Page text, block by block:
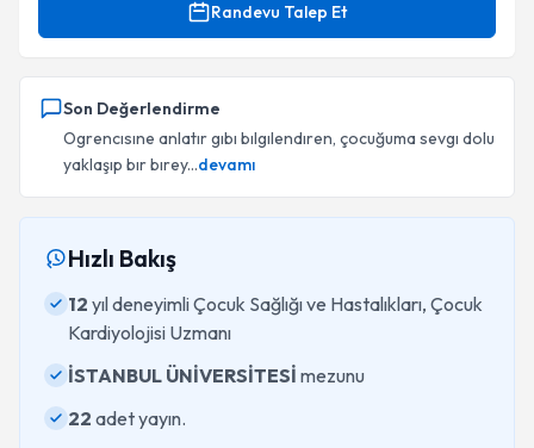
Randevu Talep Et
Son Değerlendirme
Ogrencısıne anlatır gıbı bılgılendıren, çocuğuma sevgı dolu
yaklaşıp bır bırey...devamı
Hızlı Bakış
12 yıl deneyimli Çocuk Sağlığı ve Hastalıkları, Çocuk
Kardiyolojisi Uzmanı
İSTANBUL ÜNİVERSİTESİ mezunu
22 adet yayın.